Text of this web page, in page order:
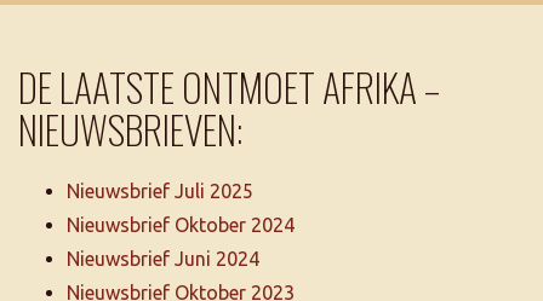
DE LAATSTE ONTMOET AFRIKA –
NIEUWSBRIEVEN:
Nieuwsbrief Juli 2025
Nieuwsbrief Oktober 2024
Nieuwsbrief Juni 2024
Nieuwsbrief Oktober 2023